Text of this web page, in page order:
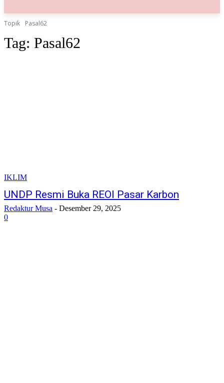
Topik Pasal62
Tag: Pasal62
IKLIM
UNDP Resmi Buka REOI Pasar Karbon
Redaktur Musa - Desember 29, 2025
0